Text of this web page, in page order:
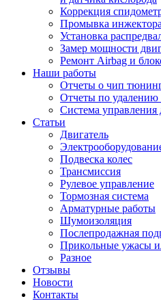
Коррекция
Промывка инжектора
Установка
Замер мощности
Ремонт Airbag и
Наши работы
Отчеты о чип
Отчеты по удалению
Система управления
Статьи
Двигатель
Подвеска колес
Трансмиссия
Рулевое управление
Тормозная система
Арматурные работы
Шумоизоляция
Послепродажная
Прикольные ужасы
Разное
Отзывы
Новости
Контакты